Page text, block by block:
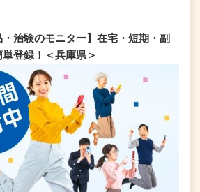
・治験のモニター】在宅・短期・副
登録！＜兵庫県＞